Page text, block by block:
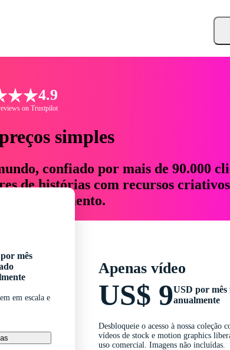
4.9
on Trustpilot
simples
confiado por mais de 90.000
de histórias com recursos
e orçamento.
mês
em escala e
Apenas vídeo
US$ 9USD por
anualmente
Desbloqueie o acesso à nossa coleção
vídeos de stock e motion graphics
uso comercial. Imagens não incluídas.